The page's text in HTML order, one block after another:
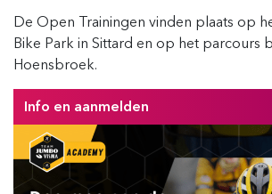
De Open Trainingen vinden plaats op
Bike Park in Sittard en op het parcours
Hoensbroek.
Info en aanmelden